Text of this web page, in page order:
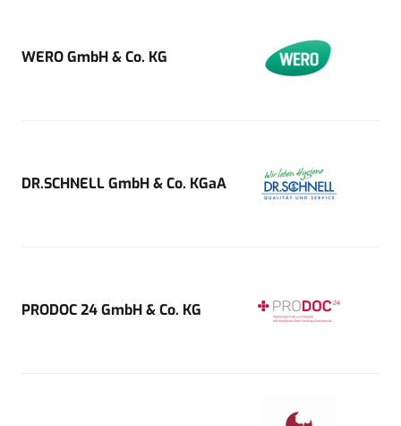
WERO GmbH & Co. KG
DR.SCHNELL GmbH & Co. KGaA
PRODOC 24 GmbH & Co. KG